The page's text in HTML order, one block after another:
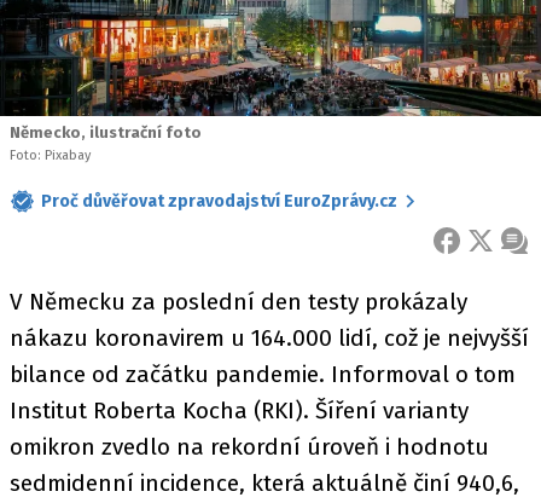
Německo, ilustrační foto
Foto: Pixabay
Proč důvěřovat zpravodajství EuroZprávy.cz
FACEBOOK
X
V Německu za poslední den testy prokázaly
nákazu koronavirem u 164.000 lidí, což je nejvyšší
bilance od začátku pandemie. Informoval o tom
Institut Roberta Kocha (RKI). Šíření varianty
omikron zvedlo na rekordní úroveň i hodnotu
sedmidenní incidence, která aktuálně činí 940,6,